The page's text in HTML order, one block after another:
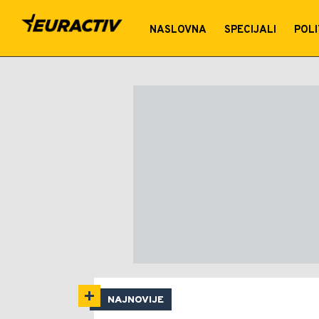
Tamara Milošević Grbić
NASLOVNA SPECIJALI
NAJNOVIJE